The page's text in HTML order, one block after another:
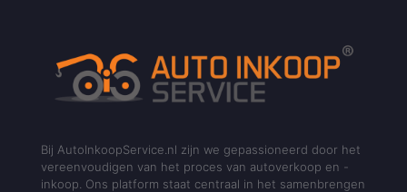
Bij AutoInkoopService.nl zijn we gepassioneerd door het
vereenvoudigen van het proces van autoverkoop en -
inkoop. Ons platform staat centraal in het samenbrengen